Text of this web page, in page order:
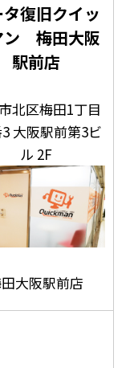
復旧クイッ
ン 梅田大阪
駅前店
北区梅田1丁目
大阪駅前第3ビ
ル 2F
大阪駅前店